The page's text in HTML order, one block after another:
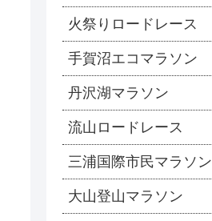
火祭りロードレース
手賀沼エコマラソン
丹沢湖マラソン
流山ロードレース
三浦国際市民マラソン
大山登山マラソン